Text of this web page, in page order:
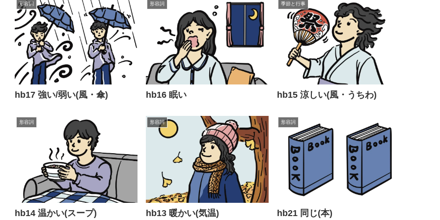
形容詞
hb17 強い/弱い(風・傘)
形容詞
hb16 眠い
季節と行事
hb15 涼しい(風・うちわ)
形容詞
hb14 温かい(スープ)
形容詞
hb13 暖かい(気温)
形容詞
hb21 同じ(本)